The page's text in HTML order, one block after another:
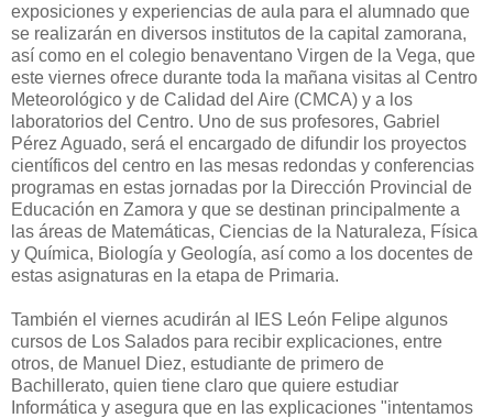
exposiciones y experiencias de aula para el alumnado que
se realizarán en diversos institutos de la capital zamorana,
así como en el colegio benaventano Virgen de la Vega, que
este viernes ofrece durante toda la mañana visitas al Centro
Meteorológico y de Calidad del Aire (CMCA) y a los
laboratorios del Centro. Uno de sus profesores, Gabriel
Pérez Aguado, será el encargado de difundir los proyectos
científicos del centro en las mesas redondas y conferencias
programas en estas jornadas por la Dirección Provincial de
Educación en Zamora y que se destinan principalmente a
las áreas de Matemáticas, Ciencias de la Naturaleza, Física
y Química, Biología y Geología, así como a los docentes de
estas asignaturas en la etapa de Primaria.
También el viernes acudirán al IES León Felipe algunos
cursos de Los Salados para recibir explicaciones, entre
otros, de Manuel Diez, estudiante de primero de
Bachillerato, quien tiene claro que quiere estudiar
Informática y asegura que en las explicaciones "intentamos